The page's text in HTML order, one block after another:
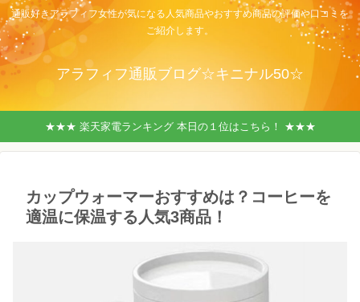
通販好きアラフィフ女性が気になる人気商品やおすすめ商品の評価や口コミを
ご紹介します。
アラフィフ通販ブログ☆キニナル50☆
★★★ 楽天家電ランキング 本日の１位はこちら！ ★★★
カップウォーマーおすすめは？コーヒーを
適温に保温する人気3商品！